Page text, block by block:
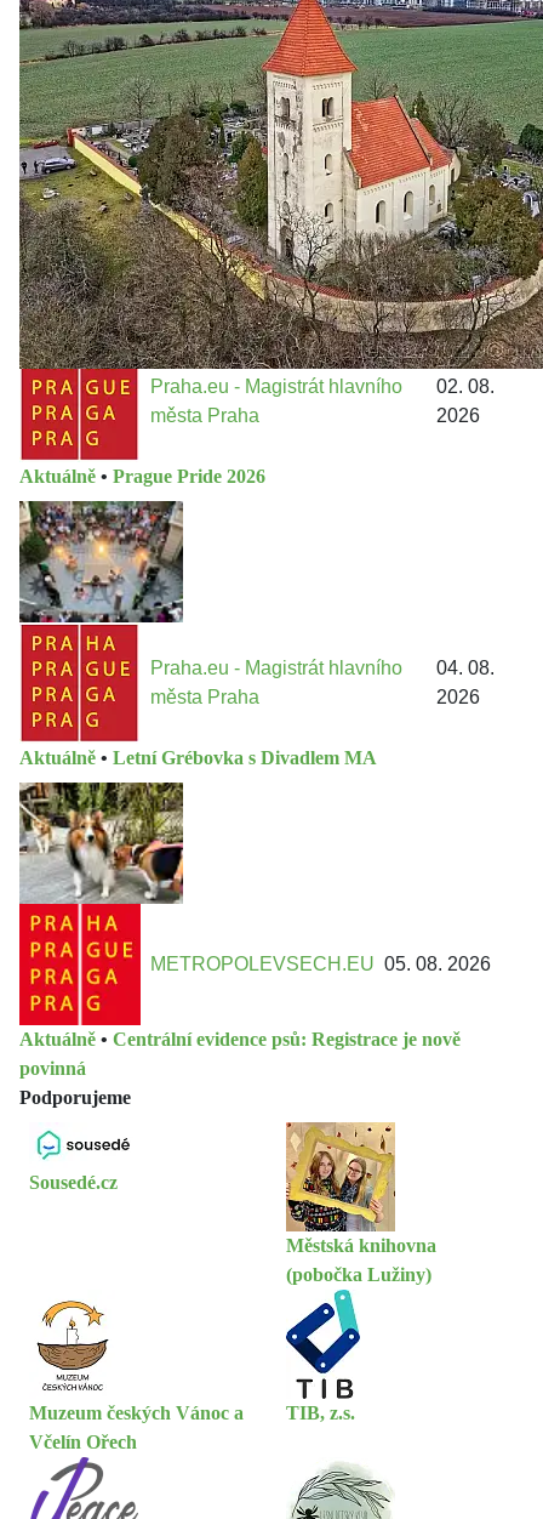
Politika • Volební seriál #02: Nová výstavba v jihozápadním
městě
Jakými nástroji navrhujete vstupovat z pozice ÚMČ Praha
13 do procesů developerské výstavby např. v lokalitě
Třebonice a Chaby, kterou umožňuje nově schválený
Metropolitn...
Praha.eu - Magistrát hlavního
města Praha
02. 08.
2026
Aktuálně • Prague Pride 2026
Praha.eu - Magistrát hlavního
města Praha
04. 08.
2026
Aktuálně • Letní Grébovka s Divadlem MA
METROPOLEVSECH.EU 05. 08. 2026
Aktuálně • Centrální evidence psů: Registrace je nově
povinná
Podporujeme
Sousedé.cz
Městská knihovna
(pobočka Lužiny)
Muzeum českých Vánoc a
Včelín Ořech
TIB, z.s.